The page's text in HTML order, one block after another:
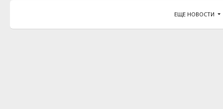
ЕЩЕ НОВОСТИ